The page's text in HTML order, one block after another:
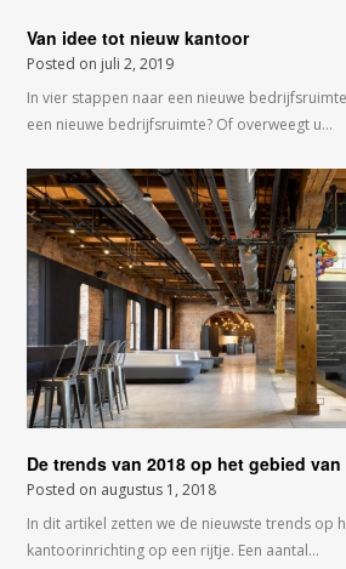
Van idee tot nieuw kantoor
Posted on juli 2, 2019
In vier stappen naar een nieuwe
een nieuwe bedrijfsruimte? Of overweegt u…
De trends van 2018 op het gebied
Posted on augustus 1, 2018
In dit artikel zetten we de nieuwste trends op
kantoorinrichting op een rijtje. Een aantal…